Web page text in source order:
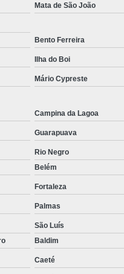
Mata de São João
Bento Ferreira
Ilha do Boi
Mário Cypreste
Campina da Lagoa
Guarapuava
Rio Negro
Belém
Fortaleza
Palmas
São Luís
Baldim
Caeté